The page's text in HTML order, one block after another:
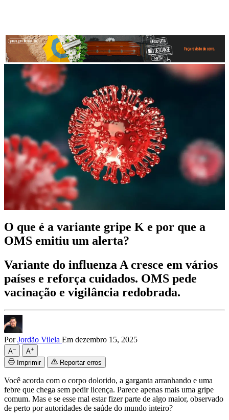
O que é a variante gripe K e por que a
OMS emitiu um alerta?
Variante do influenza A cresce em vários
países e reforça cuidados. OMS pede
vacinação e vigilância redobrada.
PorJordão Vilela Em dezembro 15, 2025
A− A+
Imprimir Reportar erros
Você acorda com o corpo dolorido, a garganta arranhando e uma
febre que chega sem pedir licença. Parece apenas mais uma gripe
comum. Mas e se esse mal estar fizer parte de algo maior, observado
de perto por autoridades de saúde do mundo inteiro?